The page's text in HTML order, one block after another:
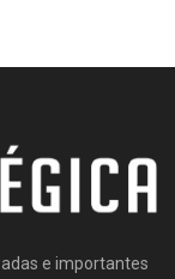
e importantes